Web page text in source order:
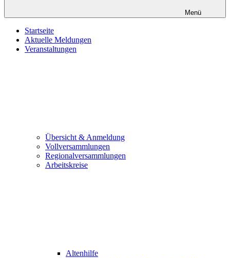
Menü
Startseite
Aktuelle Meldungen
Veranstaltungen
Übersicht & Anmeldung
Vollversammlungen
Regionalversammlungen
Arbeitskreise
Altenhilfe